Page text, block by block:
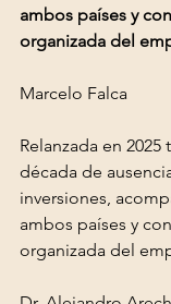
ambos países y
organizada del
Marcelo Falca
Relanzada en 2025
década de
inversiones,
ambos países y
organizada del